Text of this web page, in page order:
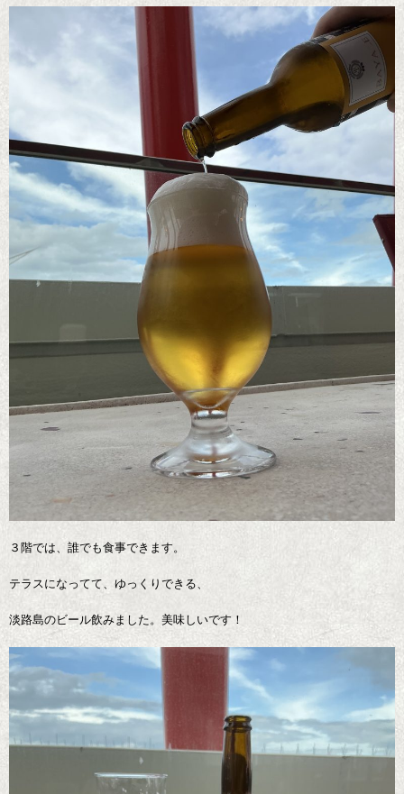
３階では、誰でも食事できます。
テラスになってて、ゆっくりできる、
淡路島のビール飲みました。美味しいです！